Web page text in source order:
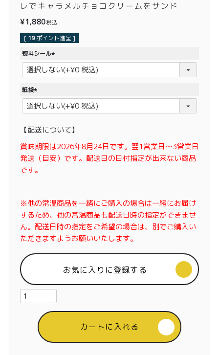
¥6,000〜
¥4,000〜¥5,999
TOP
読みもの
商品
メンバー特典
ご利用ガイド
プライバシーポリシー
レでキャラメルチョコクリームをサンド
¥1,880税込
[ 19 ポイント進呈 ]
熨斗シール
(
必
紙袋
(
必
)
【配送について】
賞味期限は2026年8月24日です。翌1営業日〜3営業日
発送（目安）です。配送日の日付指定が出来ない商品
です。
※他の常温商品を一緒にご購入の場合は一緒にお届け
するため、他の常温商品も配送日時の指定ができませ
ん。配送日時の指定をご希望の場合は、別でご購入い
ただきますようお願いいたします。
お気に入りに登録する
カートに入れる